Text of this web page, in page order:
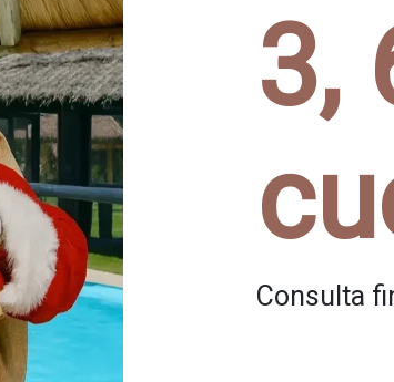
3,
Consulta